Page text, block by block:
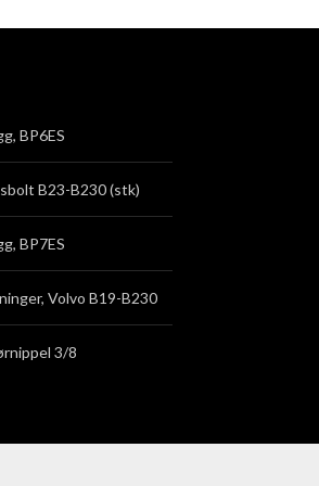
BP6ES
B23-B230 (stk)
BP7ES
Volvo B19-B230
3/8